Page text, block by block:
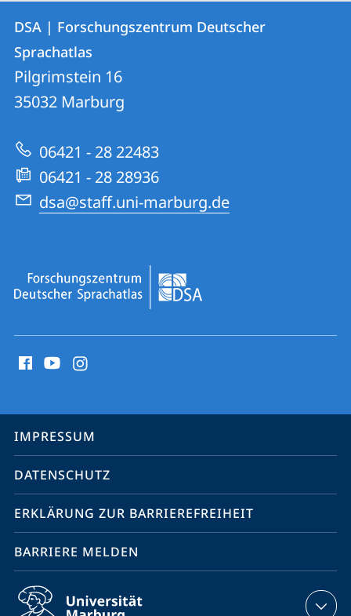
Kontakt
und
Informationen
zur
Website
Kontaktinformationen
DSA
|
Forschungszentrum
Sprachatlas
DSA | Forschungszentrum Deutscher
Sprachatlas
Pilgrimstein 16
35032 Marburg
06421 - 28 22483
06421 - 28 28936
dsa@staff.uni-marburg.de
Media
Service-
Navigation
IMPRESSUM
DATENSCHUTZ
ERKLÄRUNG ZUR BARRIEREFREIHEIT
BARRIERE MELDEN